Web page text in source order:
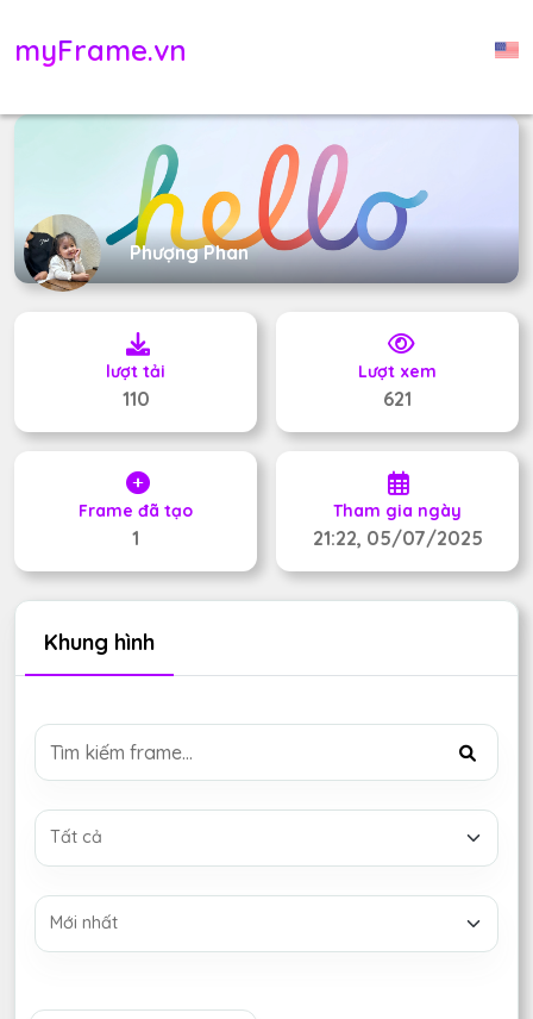
myFrame.vn
Phượng Phan
lượt tải
110
Lượt xem
621
Frame đã tạo
1
Tham gia ngày
21:22, 05/07/2025
Khung hình